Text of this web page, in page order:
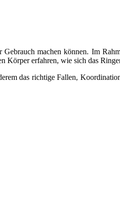
machen können. Im
Körper erfahren, wie sich das
das richtige Fallen,